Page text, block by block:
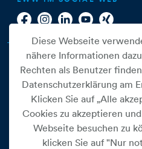
Cookie Einstellungen
Diese Webseite
nähere Informationen
Rechten als Benutzer
Datenschutzerklärung am
Klicken Sie auf „Alle
Cookies zu akzeptieren
Webseite besuchen zu
klicken Sie auf "Nur